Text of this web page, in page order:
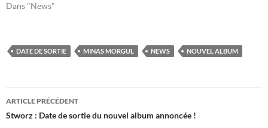
Dans "News"
DATE DE SORTIE MINAS MORGUL NEWS NOUVEL ALBUM
Navigation
des
ARTICLE PRÉCÉDENT
Stworz : Date de sortie du nouvel album annoncée !